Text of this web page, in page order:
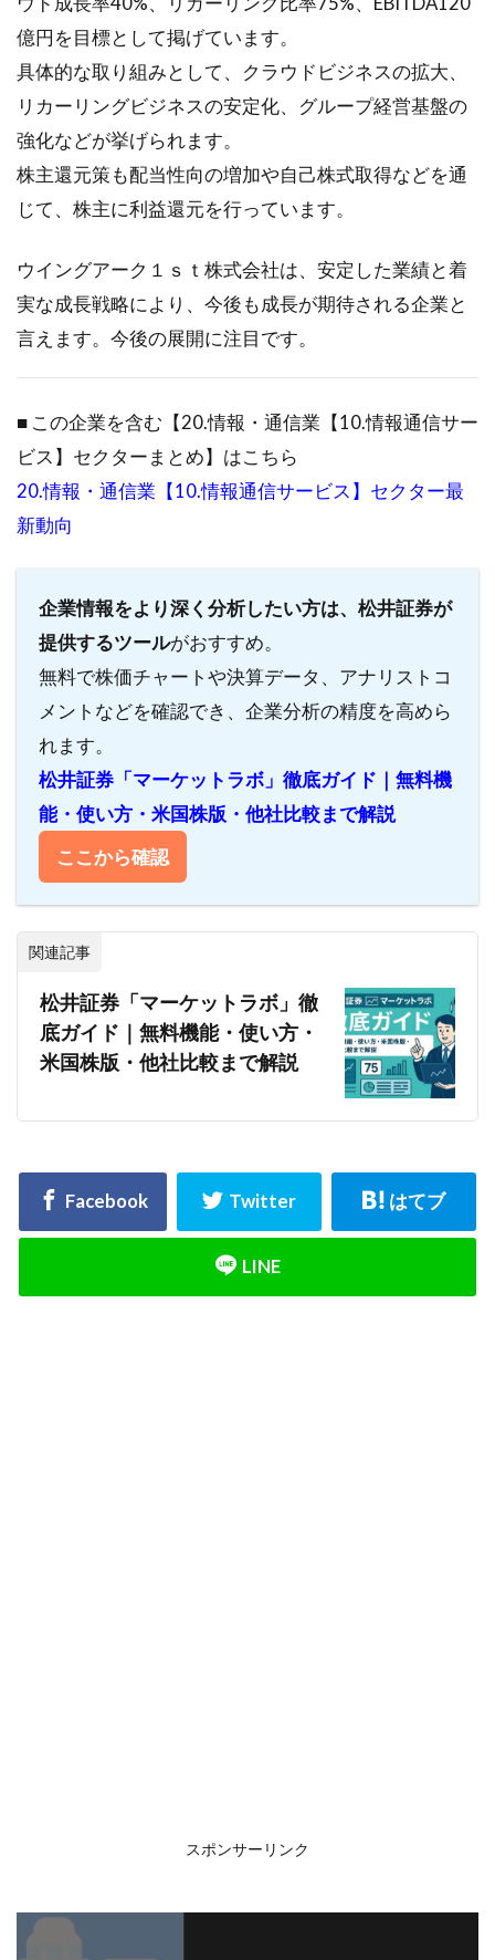
億円を目標として掲げています。
具体的な取り組みとして、クラウドビジネスの拡大、
リカーリングビジネスの安定化、グループ経営基盤の
強化などが挙げられます。
株主還元策も配当性向の増加や自己株式取得などを通
じて、株主に利益還元を行っています。
ウイングアーク１ｓｔ株式会社は、安定した業績と着
実な成長戦略により、今後も成長が期待される企業と
言えます。今後の展開に注目です。
■ この企業を含む【20.情報・通信業【10.情報通信サー
ビス】セクターまとめ】はこちら
20.情報・通信業【10.情報通信サービス】セクター最
新動向
企業情報をより深く分析したい方は、松井証券が
提供するツールがおすすめ。
無料で株価チャートや決算データ、アナリストコ
メントなどを確認でき、企業分析の精度を高めら
れます。
松井証券「マーケットラボ」徹底ガイド｜無料機
能・使い方・米国株版・他社比較まで解説
ここから確認
関連記事
松井証券「マーケットラボ」徹
底ガイド｜無料機能・使い方・
米国株版・他社比較まで解説
スポンサーリンク